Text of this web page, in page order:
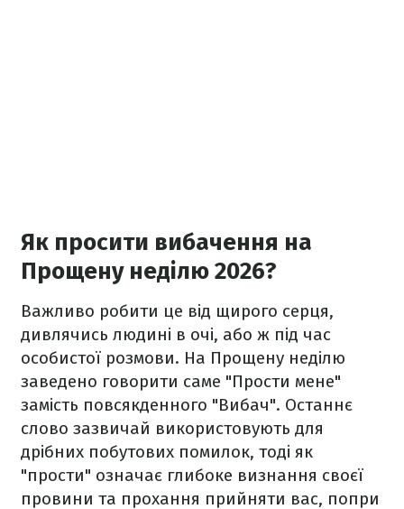
Як просити вибачення на
Прощену неділю 2026?
Важливо робити це від щирого серця,
дивлячись людині в очі, або ж під час
особистої розмови. На Прощену неділю
заведено говорити саме "Прости мене"
замість повсякденного "Вибач". Останнє
слово зазвичай використовують для
дрібних побутових помилок, тоді як
"прости" означає глибоке визнання своєї
провини та прохання прийняти вас, попри